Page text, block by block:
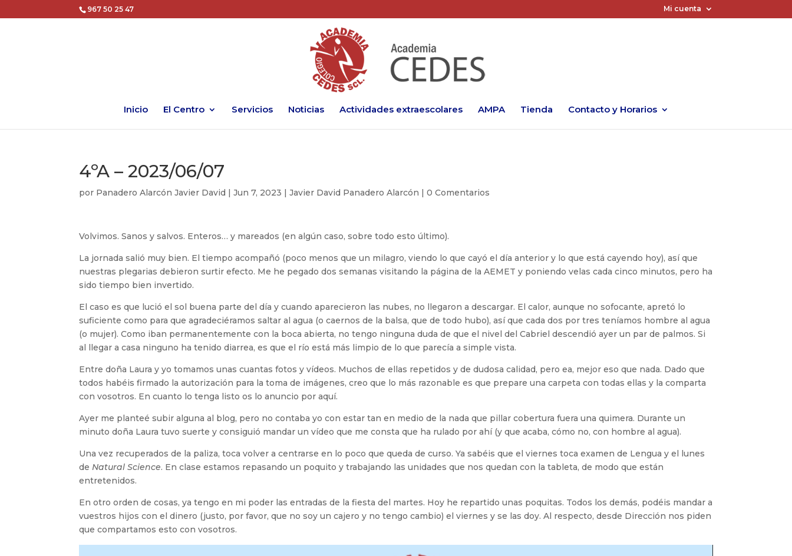
967 50 25 47 Mi cuenta
Inicio El Centro Servicios Noticias Actividades extraescolares AMPA Tienda Contacto y Horarios
4ºA – 2023/06/07
por Panadero Alarcón Javier David |Jun 7, 2023 |Javier David Panadero Alarcón |0 Comentarios
Volvimos. Sanos y salvos. Enteros… y mareados (en algún caso, sobre todo esto último).
La jornada salió muy bien. El tiempo acompañó (poco menos que un milagro, viendo lo que cayó el día anterior y lo que está cayendo hoy), así que
nuestras plegarias debieron surtir efecto. Me he pegado dos semanas visitando la página de la AEMET y poniendo velas cada cinco minutos, pero ha
sido tiempo bien invertido.
El caso es que lució el sol buena parte del día y cuando aparecieron las nubes, no llegaron a descargar. El calor, aunque no sofocante, apretó lo
suficiente como para que agradeciéramos saltar al agua (o caernos de la balsa, que de todo hubo), así que cada dos por tres teníamos hombre al agua
(o mujer). Como iban permanentemente con la boca abierta, no tengo ninguna duda de que el nivel del Cabriel descendió ayer un par de palmos. Si
al llegar a casa ninguno ha tenido diarrea, es que el río está más limpio de lo que parecía a simple vista.
Entre doña Laura y yo tomamos unas cuantas fotos y vídeos. Muchos de ellas repetidos y de dudosa calidad, pero ea, mejor eso que nada. Dado que
todos habéis firmado la autorización para la toma de imágenes, creo que lo más razonable es que prepare una carpeta con todas ellas y la comparta
con vosotros. En cuanto lo tenga listo os lo anuncio por aquí.
Ayer me planteé subir alguna al blog, pero no contaba yo con estar tan en medio de la nada que pillar cobertura fuera una quimera. Durante un
minuto doña Laura tuvo suerte y consiguió mandar un vídeo que me consta que ha rulado por ahí (y que acaba, cómo no, con hombre al agua).
Una vez recuperados de la paliza, toca volver a centrarse en lo poco que queda de curso. Ya sabéis que el viernes toca examen de Lengua y el lunes
deNatural Science. En clase estamos repasando un poquito y trabajando las unidades que nos quedan con la tableta, de modo que están
entretenidos.
En otro orden de cosas, ya tengo en mi poder las entradas de la fiesta del martes. Hoy he repartido unas poquitas. Todos los demás, podéis mandar a
vuestros hijos con el dinero (justo, por favor, que no soy un cajero y no tengo cambio) el viernes y se las doy. Al respecto, desde Dirección nos piden
que compartamos esto con vosotros.